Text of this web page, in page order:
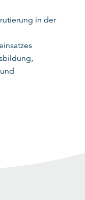
in der